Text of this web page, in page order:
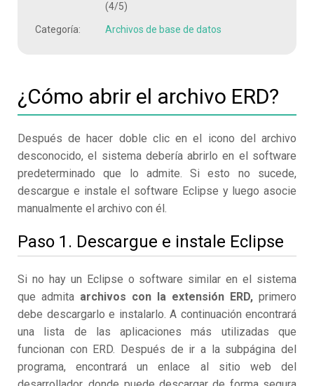
(4/5)
Categoría: Archivos de base de datos
¿Cómo abrir el archivo ERD?
Después de hacer doble clic en el icono del archivo
desconocido, el sistema debería abrirlo en el software
predeterminado que lo admite. Si esto no sucede,
descargue e instale el software Eclipse y luego asocie
manualmente el archivo con él.
Paso 1. Descargue e instale Eclipse
Si no hay un Eclipse o software similar en el sistema
que admita archivos con la extensión ERD, primero
debe descargarlo e instalarlo. A continuación encontrará
una lista de las aplicaciones más utilizadas que
funcionan con ERD. Después de ir a la subpágina del
programa, encontrará un enlace al sitio web del